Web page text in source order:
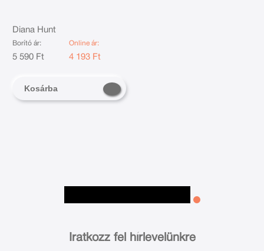
Diana Hunt
Borító ár:
5 590 Ft
Online ár:
4 193 Ft
Kosárba
Iratkozz fel hírlevelünkre